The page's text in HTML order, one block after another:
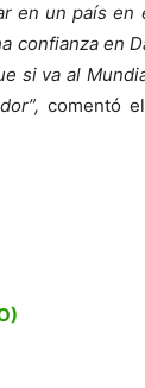
en un país en
confianza en
si va al
comentó